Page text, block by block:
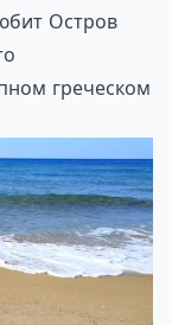
Остров
греческом